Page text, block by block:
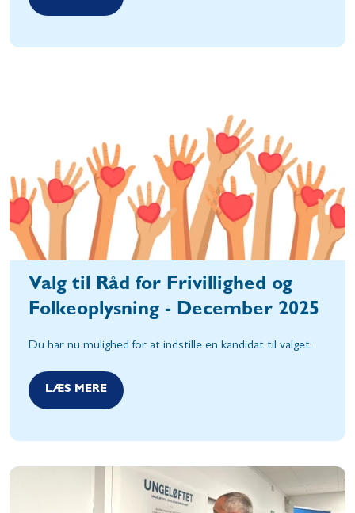
Valg til Råd for Frivillighed og
Folkeoplysning - December 2025
Du har nu mulighed for at indstille en kandidat til valget.
LÆS MERE